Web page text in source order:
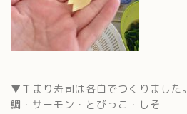
▼手まり寿司は各自でつくりました。
鯛・サーモン・とびっこ・しそ